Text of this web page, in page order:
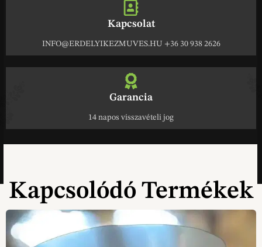
Kapcsolat
INFO@ERDELYIKEZMUVES.HU +36 30 938 2626
Garancia
14 napos visszavételi jog
Kapcsolódó Termékek